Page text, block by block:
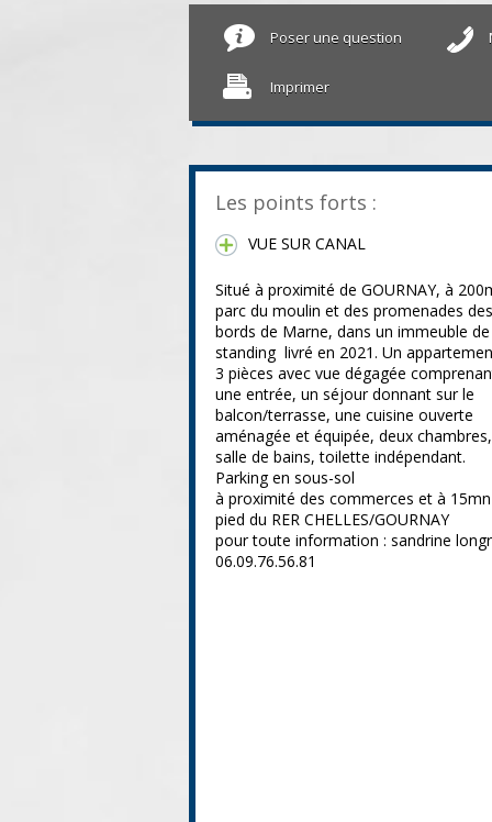
Poser une question
Imprimer
Les points forts :
VUE SUR CANAL
Situé à proximité de GOURNAY, à
parc du moulin et des promenades des
bords de Marne, dans un immeuble de
standing livré en 2021. Un
3 pièces avec vue dégagée
une entrée, un séjour donnant sur le
balcon/terrasse, une cuisine ouverte
aménagée et équipée, deux chambres,
salle de bains, toilette indépendant.
Parking en sous-sol
à proximité des commerces et à
pied du RER CHELLES/GOURNAY
pour toute information : sandrine
06.09.76.56.81